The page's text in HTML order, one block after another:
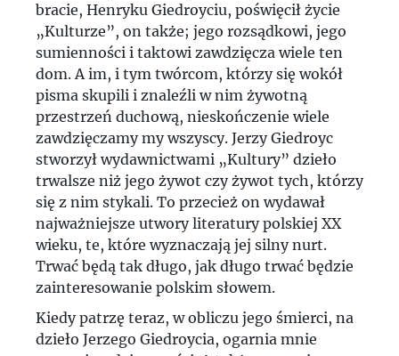
bracie, Henryku Giedroyciu, poświęcił życie
„Kulturze”, on także; jego rozsądkowi, jego
sumienności i taktowi zawdzięcza wiele ten
dom. A im, i tym twórcom, którzy się wokół
pisma skupili i znaleźli w nim żywotną
przestrzeń duchową, nieskończenie wiele
zawdzięczamy my wszyscy. Jerzy Giedroyc
stworzył wydawnictwami „Kultury” dzieło
trwalsze niż jego żywot czy żywot tych, którzy
się z nim stykali. To przecież on wydawał
najważniejsze utwory literatury polskiej XX
wieku, te, które wyznaczają jej silny nurt.
Trwać będą tak długo, jak długo trwać będzie
zainteresowanie polskim słowem.
Kiedy patrzę teraz, w obliczu jego śmierci, na
dzieło Jerzego Giedroycia, ogarnia mnie